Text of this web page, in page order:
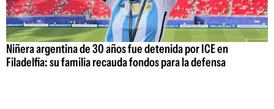
Niñera argentina de 30 años fue detenida por ICE en
Filadelfia: su familia recauda fondos para la defensa